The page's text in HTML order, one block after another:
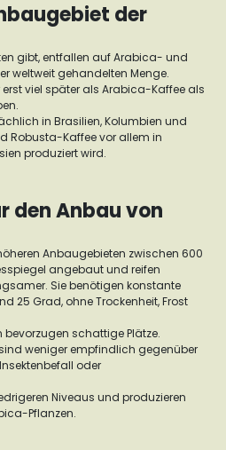
der
gibt, entfallen auf Arabica- und
weltweit gehandelten Menge.
viel später als Arabica-Kaffee als
in Brasilien, Kolumbien und
Robusta-Kaffee vor allem in
produziert wird.
den Anbau von
Anbaugebieten zwischen 600
angebaut und reifen
Sie benötigen konstante
25 Grad, ohne Trockenheit, Frost
schattige Plätze.
weniger empfindlich gegenüber
oder
Niveaus und produzieren
Pflanzen.